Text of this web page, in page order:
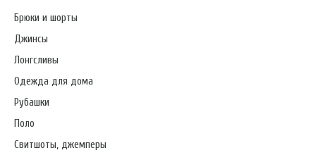
Брюки и шорты
Джинсы
Лонгсливы
Одежда для дома
Рубашки
Поло
Свитшоты, джемперы